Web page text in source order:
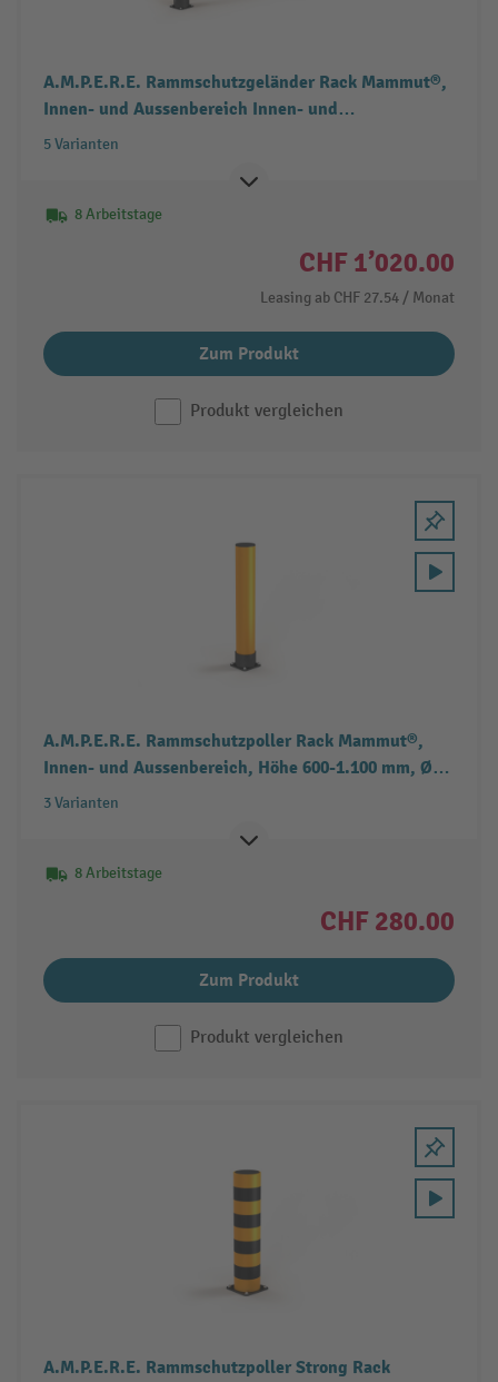
A.M.P.E.R.E. Rammschutzgeländer Rack Mammut®,
Innen- und Aussenbereich Innen- und
Aussenbereich, HxL 1.100 x 2.000-10.000 mm
5 Varianten
8 Arbeitstage
CHF 1’020.00
Leasing ab CHF 27.54/ Monat
Zum Produkt
Produkt vergleichen
A.M.P.E.R.E. Rammschutzpoller Rack Mammut®,
Innen- und Aussenbereich, Höhe 600-1.100 mm, Ø
140 mm
3 Varianten
8 Arbeitstage
CHF 280.00
Zum Produkt
Produkt vergleichen
A.M.P.E.R.E. Rammschutzpoller Strong Rack